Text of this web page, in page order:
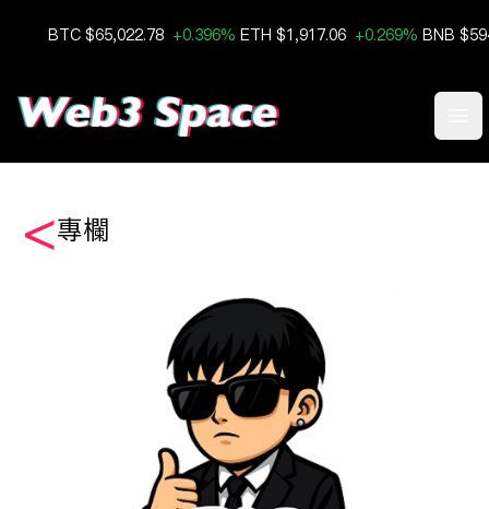
BTC $65,022.78 +0.396% ETH $1,917.06 +0.269% BNB
<專欄